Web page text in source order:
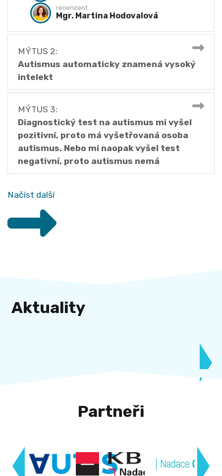
recenzent
Mgr. Martina Hodovalová
MÝTUS 2:
Autismus automaticky znamená vysoký
intelekt
MÝTUS 3:
Diagnostický test na autismus mi vyšel
pozitivní, proto má vyšetřovaná osoba
autismus. Nebo mi naopak vyšel test
negativní, proto autismus nemá
Načíst další
Aktuality
Partneři